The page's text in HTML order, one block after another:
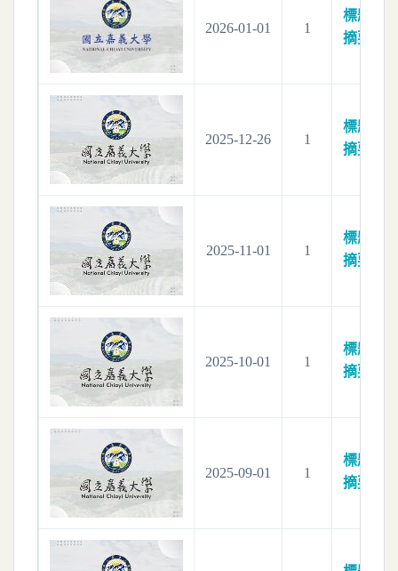
2026-01-01 1
標題：
摘要：
2025-12-26 1
標題：
摘要：
2025-11-01 1
標題：
摘要：
2025-10-01 1
標題：
摘要：
2025-09-01 1
標題：
摘要：